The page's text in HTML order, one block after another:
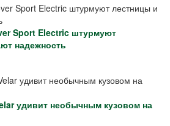
Sport Electric штурмуют
надежность
удивит необычным кузовом на